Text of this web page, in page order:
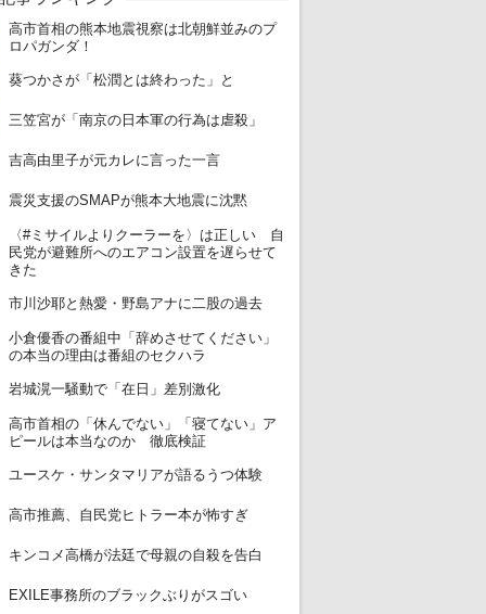
1
高市首相の熊本地震視察は北朝鮮並みのプ
ロパガンダ！
2
葵つかさが「松潤とは終わった」と
3
三笠宮が「南京の日本軍の行為は虐殺」
4
吉高由里子が元カレに言った一言
5
震災支援のSMAPが熊本大地震に沈黙
6
〈#ミサイルよりクーラーを〉は正しい 自
民党が避難所へのエアコン設置を遅らせて
きた
7
市川沙耶と熱愛・野島アナに二股の過去
8
小倉優香の番組中「辞めさせてください」
の本当の理由は番組のセクハラ
9
岩城滉一騒動で「在日」差別激化
10
高市首相の「休んでない」「寝てない」ア
ピールは本当なのか 徹底検証
11
ユースケ・サンタマリアが語るうつ体験
12
高市推薦、自民党ヒトラー本が怖すぎ
13
キンコメ高橋が法廷で母親の自殺を告白
14
EXILE事務所のブラックぶりがスゴい